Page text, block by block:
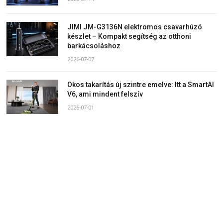
JIMI JM-G3136N elektromos csavarhúzó
készlet – Kompakt segítség az otthoni
barkácsoláshoz
2026-07-07
Okos takarítás új szintre emelve: Itt a SmartAI
V6, ami mindent felszív
2026-07-01